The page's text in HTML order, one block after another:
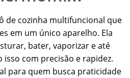
de cozinha multifuncional que
em um único aparelho. Ela
bater, vaporizar e até
com precisão e rapidez.
para quem busca praticidade